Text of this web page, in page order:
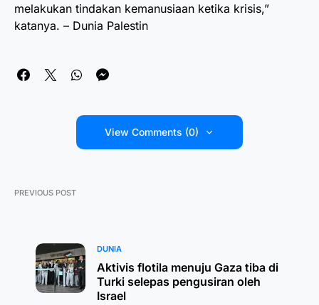
melakukan tindakan kemanusiaan ketika krisis,”
katanya. – Dunia Palestin
View Comments (0)
PREVIOUS POST
DUNIA
Aktivis flotila menuju Gaza tiba di
Turki selepas pengusiran oleh
Israel